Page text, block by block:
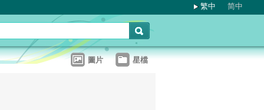
繁中 简中
圖片 星檔